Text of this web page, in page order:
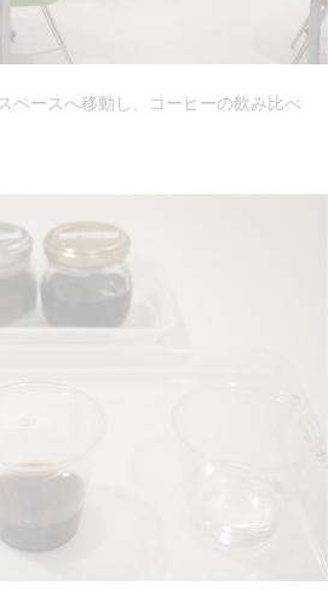
ペースへ移動し、コーヒーの飲み比べ